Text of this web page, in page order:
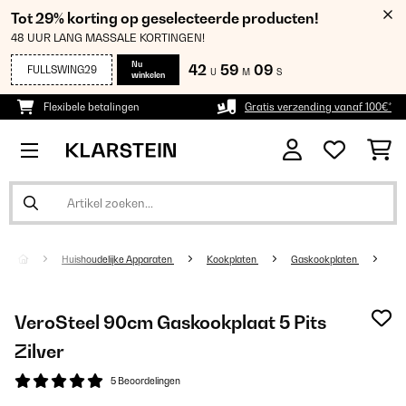
Tot 29% korting op geselecteerde producten!
48 UUR LANG MASSALE KORTINGEN!
FULLSWING29
Nu
winkelen
42 U 59 M 08 S
Flexibele betalingen Gratis verzending vanaf 100€*
Huishoudelijke Apparaten Kookplaten Gaskookplaten
VeroSteel 90cm Gaskookplaat 5 Pits
Zilver
5 Beoordelingen